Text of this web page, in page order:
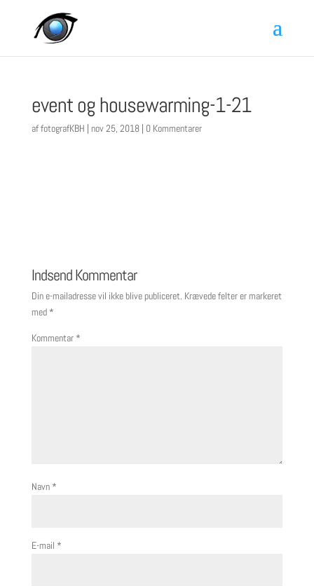
event og housewarming-1-21
affotografKBH | nov 25, 2018| 0 Kommentarer
Indsend Kommentar
Din e-mailadresse vil ikke blive publiceret. Krævede felter er markeret
med *
Kommentar *
Navn *
E-mail *